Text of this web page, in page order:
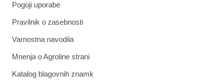
Pogoji uporabe
Pravilnik o zasebnosti
Varnostna navodila
Mnenja o Agroline strani
Katalog blagovnih znamk